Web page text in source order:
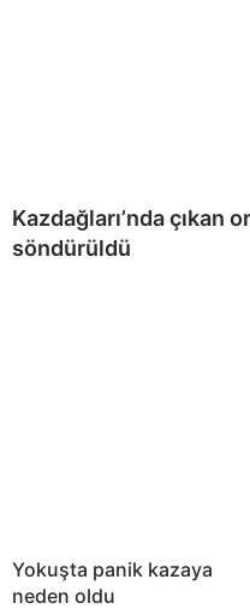
Kazdağları’nda çıkan
söndürüldü
Yokuşta panik kazaya
neden oldu